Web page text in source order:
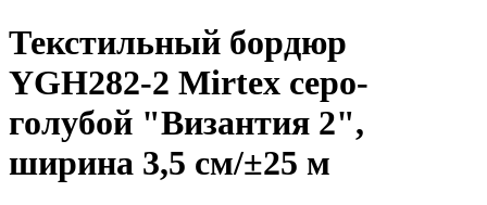
Текстильный бордюр
YGH282-2 Mirtex серо-
голубой "Византия 2",
ширина 3,5 см/±25 м